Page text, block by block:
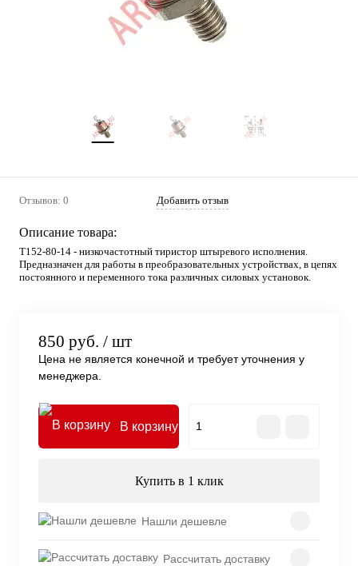
Отзывов: 0 Добавить отзыв
Описание товара:
Т152-80-14 - низкочастотный тиристор штыревого исполнения.
Предназначен для работы в преобразовательных устройствах, в цепях
постоянного и переменного тока различных силовых установок.
850 руб. / шт
Цена не является конечной и требует уточнения у
менеджера.
В корзину
Купить в 1 клик
Нашли дешевле
Рассчитать доставку